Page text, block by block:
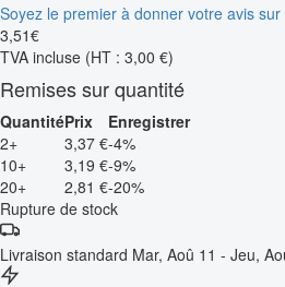
Soyez le premier à donner votre avis
3,51€
TVA incluse (HT : 3,00 €)
Remises sur quantité
QuantitéPrix
Enregistrer
2+
3,37 €-4%
10+
3,19 €-9%
20+
2,81 €-20%
Rupture de stock
Livraison standard Mar, Aoû 11 - Jeu,